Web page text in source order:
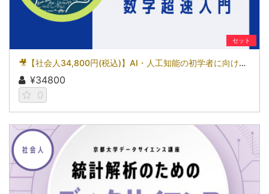
セット
🎥【社会人34,800円(税込)】AI・人工知能の初学者に向けた数学超速入門［京都大学データサイエンス講座］
¥34800
0